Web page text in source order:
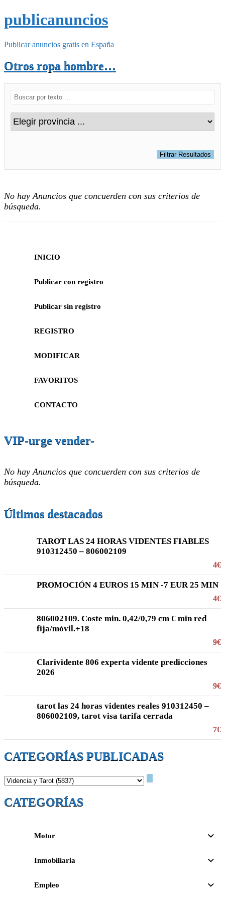
publicanuncios
Publicar anuncios gratis en España
Otros ropa hombre…
No hay Anuncios que concuerden con sus criterios de
búsqueda.
INICIO
Publicar con registro
Publicar sin registro
REGISTRO
MODIFICAR
FAVORITOS
CONTACTO
VIP-urge vender-
No hay Anuncios que concuerden con sus criterios de
búsqueda.
Últimos destacados
TAROT LAS 24 HORAS VIDENTES FIABLES
910312450 – 806002109
4€
PROMOCIÓN 4 EUROS 15 MIN -7 EUR 25 MIN
4€
806002109. Coste min. 0,42/0,79 cm € min red
fija/móvil.+18
9€
Clarividente 806 experta vidente predicciones
2026
9€
tarot las 24 horas videntes reales 910312450 –
806002109, tarot visa tarifa cerrada
7€
CATEGORÍAS PUBLICADAS
CATEGORÍAS
Motor
Inmobiliaria
Empleo